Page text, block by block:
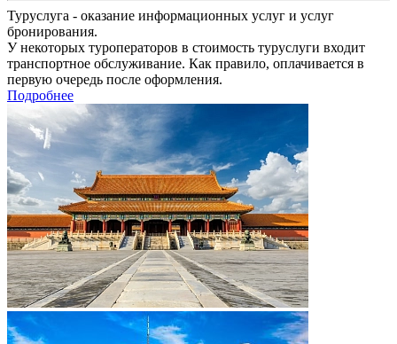
Туруслуга - оказание информационных услуг и услуг
бронирования.
У некоторых туроператоров в стоимость туруслуги входит
транспортное обслуживание. Как правило, оплачивается в
первую очередь после оформления.
Подробнее